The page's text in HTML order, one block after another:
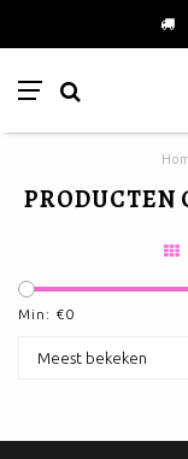
PRODUCTEN
Min: €0